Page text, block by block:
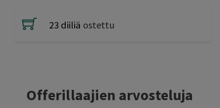
23 diiliä ostettu
Offerillaajien arvosteluja